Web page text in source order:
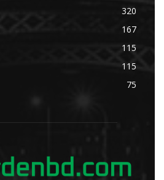
320
167
115
115
75